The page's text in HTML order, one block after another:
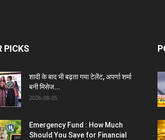
PICKS
शादी के बाद भी बढ़ता गया टेलेंट, अपर्णा शर्मा
बनी मिसेज...
2026-08-05
Emergency Fund : How Much
Should You Save for Financial